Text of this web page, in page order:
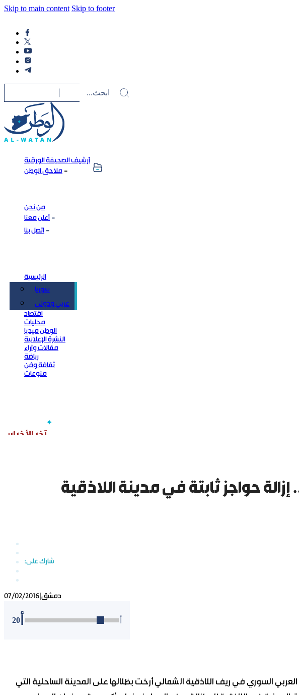
Skip to main content Skip to footer
أرشيف الصحيفة الورقية
ملاحق الوطن
من نحن
أعلن معنا
اتصل بنا
الرئيسية
سوريا
عربي ودولي
اقتصاد
محليات
الوطن ميديا
النشرة الإعلانية
مقالات وآراء
رياضة
ثقافة وفن
منوعات
إزالة حواجز ثابتة في مدينة اللاذقية
07/02/2016 دمشق
20
السوري في ريف اللاذقية الشمالي أرخت بظلالها على المدينة الساحلية التي